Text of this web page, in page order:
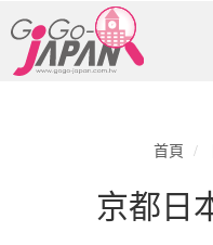
首頁
京都日